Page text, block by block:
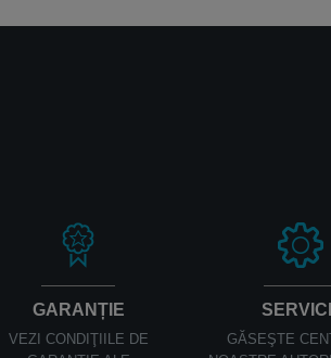
GARANȚIE
VEZI CONDIŢIILE DE
GĂSEŞTE